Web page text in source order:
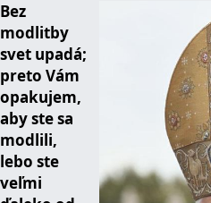
Bez
modlitby
svet upadá;
preto Vám
opakujem,
aby ste sa
modlili,
lebo ste
veľmi